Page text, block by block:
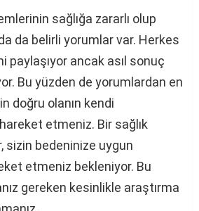
sağlığa zararlı olup
da belirli yorumlar var. Herkes
paylaşıyor ancak asıl sonuç
Bu yüzden de yorumlardan en
doğru olanın kendi
etmeniz. Bir sağlık
sizin bedeninize uygun
etmeniz bekleniyor. Bu
gereken kesinlikle araştırma